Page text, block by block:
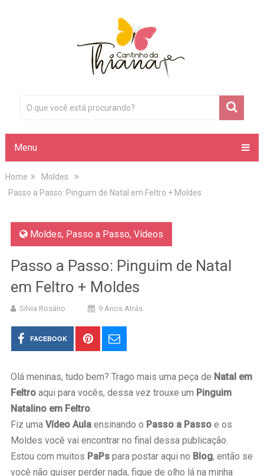
Menu
Home
Moldes
Passo a Passo: Pinguim de Natal em Feltro + Moldes
Moldes, Passo a Passo, Vídeos
Passo a Passo: Pinguim de Natal
em Feltro + Moldes
Silvia Rosário 9 Anos Atrás
FACEBOOK
Olá meninas, tudo bem? Trago mais uma peça de Natal em
Feltroaqui para vocês, dessa vez trouxe um Pinguim
Natalino em Feltro.
Fiz uma Vídeo Aulaensinando o Passo a Passoe os
Moldes você vai encontrar no final dessa publicação.
Estou com muitos PaPspara postar aqui no Blog, então se
você não quiser perder nada, fique de olho lá na minha